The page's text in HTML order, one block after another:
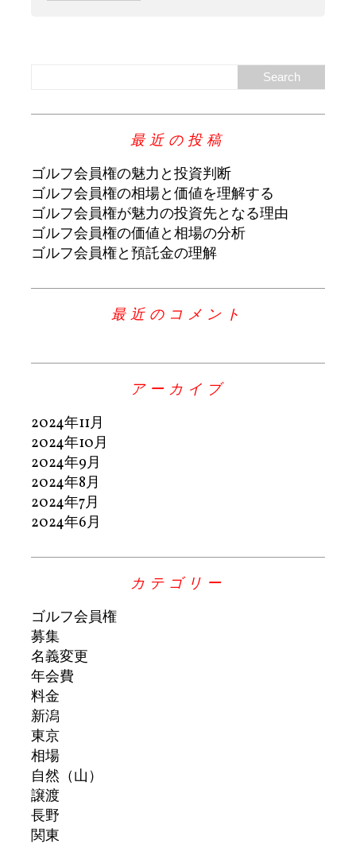
最近の投稿
ゴルフ会員権の魅力と投資判断
ゴルフ会員権の相場と価値を理解する
ゴルフ会員権が魅力の投資先となる理由
ゴルフ会員権の価値と相場の分析
ゴルフ会員権と預託金の理解
最近のコメント
アーカイブ
2024年11月
2024年10月
2024年9月
2024年8月
2024年7月
2024年6月
カテゴリー
ゴルフ会員権
募集
名義変更
年会費
料金
新潟
東京
相場
自然（山）
譲渡
長野
関東